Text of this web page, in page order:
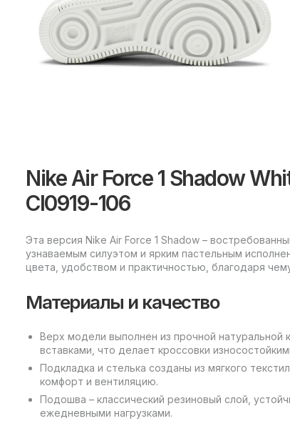
Nike Air Force 1 Shadow
CI0919-106
Эта версия Nike Air Force 1 Shadow –
узнаваемым силуэтом и ярким пастельным
цвета, удобством и практичностью, благодаря
Материалы и качество
Верх модели выполнен из прочной натуральной
вставками, что делает кроссовки
Подкладка и стелька созданы из мягкого
комфорт и вентиляцию.
Подошва – классический резиновый слой,
ежедневными нагрузками.